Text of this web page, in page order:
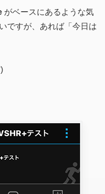
がベースにあるような気
ですが、あれば「今日は